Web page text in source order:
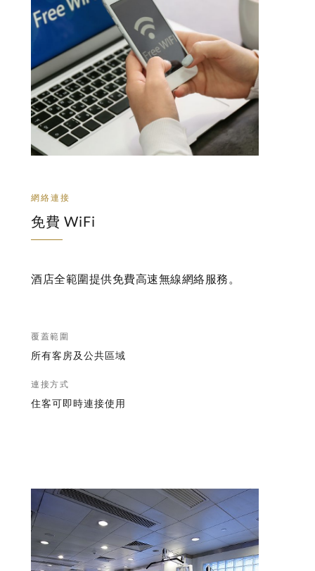
網絡連接
免費 WiFi
酒店全範圍提供免費高速無線網絡服務。
覆蓋範圍
所有客房及公共區域
連接方式
住客可即時連接使用